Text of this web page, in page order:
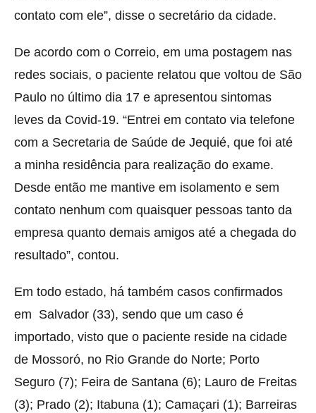
contato com ele”, disse o secretário da cidade.
De acordo com o Correio, em uma postagem nas
redes sociais, o paciente relatou que voltou de São
Paulo no último dia 17 e apresentou sintomas
leves da Covid-19. “Entrei em contato via telefone
com a Secretaria de Saúde de Jequié, que foi até
a minha residência para realização do exame.
Desde então me mantive em isolamento e sem
contato nenhum com quaisquer pessoas tanto da
empresa quanto demais amigos até a chegada do
resultado”, contou.
Em todo estado, há também casos confirmados
em Salvador (33), sendo que um caso é
importado, visto que o paciente reside na cidade
de Mossoró, no Rio Grande do Norte; Porto
Seguro (7); Feira de Santana (6); Lauro de Freitas
(3); Prado (2); Itabuna (1); Camaçari (1); Barreiras